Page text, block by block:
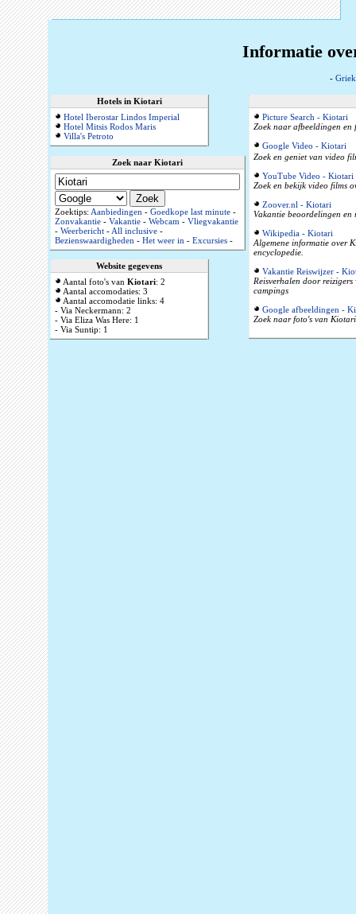
Informatie
-
Hotels in Kiotari
Hotel Iberostar Lindos Imperial
Hotel Mitsis Rodos Maris
Villa's Petroto
Zoek naar Kiotari
Zoektips: Aanbiedingen - Goedkope last minute -
Zonvakantie - Vakantie - Webcam - Vliegvakantie
- Weerbericht -All inclusive -
Bezienswaardigheden - Het weer in - Excursies -
Website gegevens
Aantal foto's van Kiotari: 2
Aantal accomodaties: 3
Aantal accomodatie links: 4
- Via Neckermann: 2
- Via Eliza Was Here: 1
- Via Suntip: 1
Picture Search - Kiotari
Zoek naar afbeeldingen
Google Video - Kiotari
Zoek en geniet van video
YouTube Video - Kiotari
Zoek en bekijk video films
Zoover.nl - Kiotari
Vakantie beoordelingen en
Wikipedia - Kiotari
Algemene informatie over
encyclopedie.
Vakantie Reiswijzer -
Reisverhalen door
campings
Google afbeeldingen -
Zoek naar foto's van